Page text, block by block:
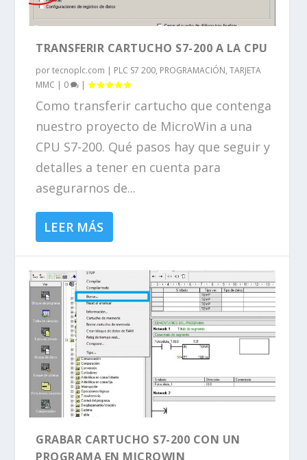
TRANSFERIR CARTUCHO S7-200 A LA CPU
portecnoplc.com | PLC S7 200, PROGRAMACIÓN,TARJETA
MMC | 0 |
Como transferir cartucho que contenga
nuestro proyecto de MicroWin a una
CPU S7-200. Qué pasos hay que seguir y
detalles a tener en cuenta para
asegurarnos de...
LEER MÁS
GRABAR CARTUCHO S7-200 CON UN
PROGRAMA EN MICROWIN